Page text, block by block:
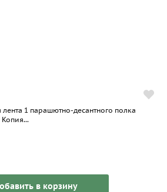
1 парашютно-десантного полка
в корзину